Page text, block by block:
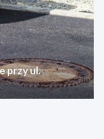
przy ul.